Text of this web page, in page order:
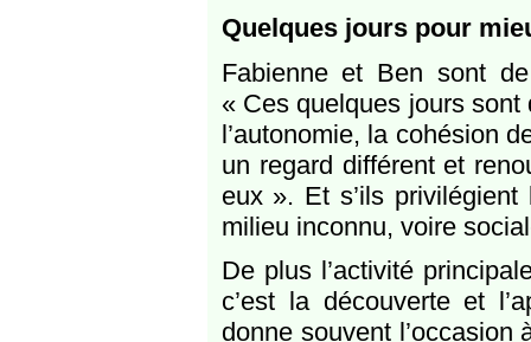
Quelques jours pour
Fabienne et Ben sont
« Ces quelques jours
l’autonomie, la cohésion
un regard différent et
eux ». Et s’ils
milieu inconnu, voire
De plus l’activité
c’est la découverte et
donne souvent l’occasion